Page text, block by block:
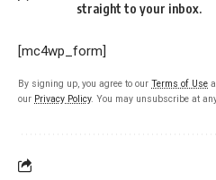
straight to your inbox.
[mc4wp_form]
By signing up, you agree to our Terms of Use
our Privacy Policy. You may unsubscribe at